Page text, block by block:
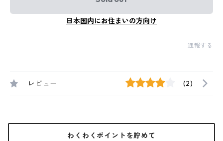
日本国内にお住まいの方向け
通報する
レビュー (2)
わくわくポイントを貯めて